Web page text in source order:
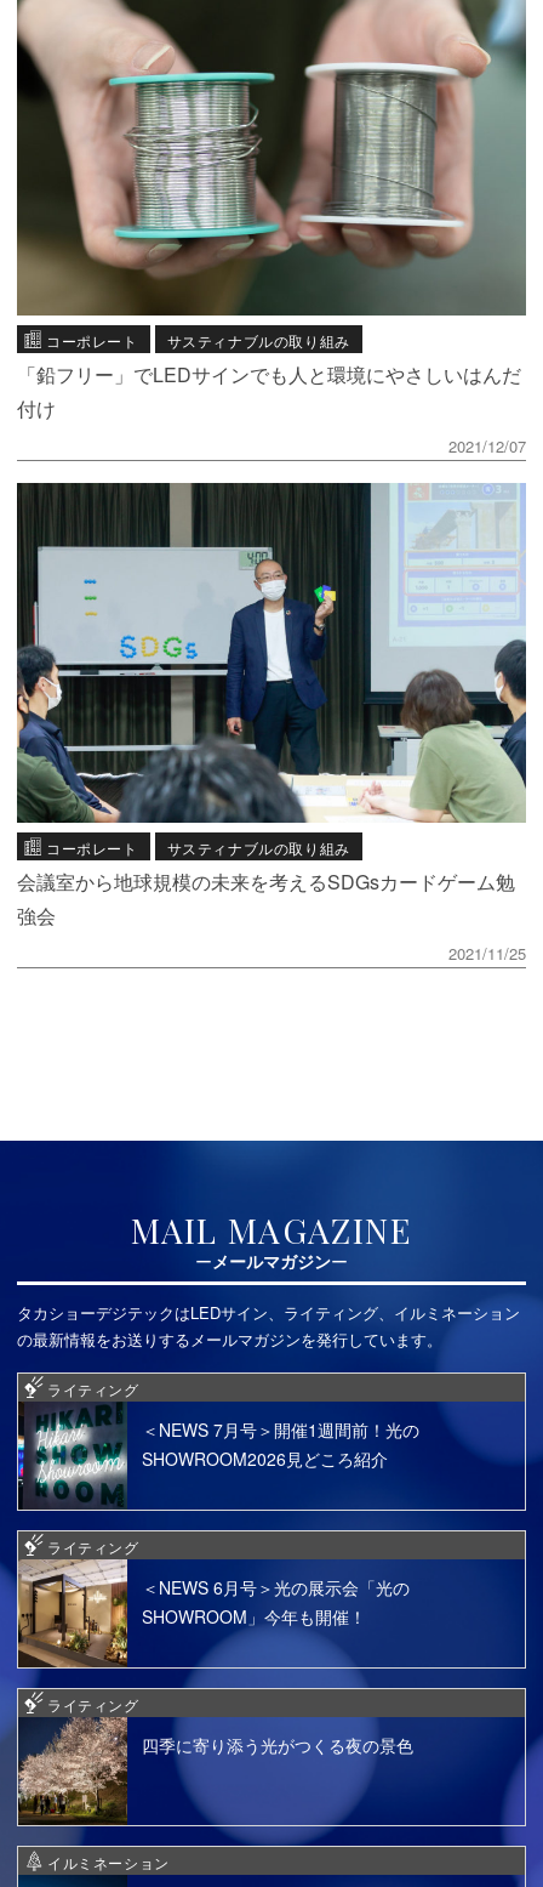
コーポレート サスティナブルの取り組み
「鉛フリー」でLEDサインでも人と環境にやさしいはんだ
付け
2021/12/07
コーポレート サスティナブルの取り組み
会議室から地球規模の未来を考えるSDGsカードゲーム勉
強会
2021/11/25
MAIL MAGAZINE
メールマガジン
タカショーデジテックはLEDサイン、ライティング、イルミネーション
の最新情報をお送りするメールマガジンを発行しています。
ライティング
＜NEWS 7月号＞開催1週間前！光の
SHOWROOM2026見どころ紹介
ライティング
＜NEWS 6月号＞光の展示会「光の
SHOWROOM」今年も開催！
ライティング
四季に寄り添う光がつくる夜の景色
イルミネーション